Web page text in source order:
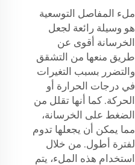
ملء المفاصل التوسعية
هو وسيلة رائعة لجعل
الخرسانة أقوى عن
طريق منعها من التشقق
والتضرر بسبب التغيرات
في درجات الحرارة أو
الحركة. كما أنها تقلل من
الضغط على الخرسانة،
مما يمكن أن يجعلها تدوم
لفترة أطول. من خلال
استخدام هذه الملء، يتم